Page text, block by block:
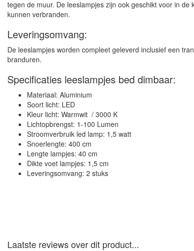
tegen de muur. De leeslampjes zijn ook geschikt voor in
kunnen verbranden.
Leveringsomvang:
De leeslampjes worden compleet geleverd inclusief een
branduren.
Specificaties leeslampjes bed dimbaar:
Materiaal: Aluminium
Soort licht: LED
Kleur licht: Warmwit / 3000 K
Lichtopbrengst: 1-100 Lumen
Stroomverbruik led lamp: 1,5 watt
Snoerlengte: 400 cm
Lengte lampjes: 40 cm
Dikte voet lampjes: 1,5 cm
Leveringsomvang: 2 stuks
Laatste reviews over dit product...